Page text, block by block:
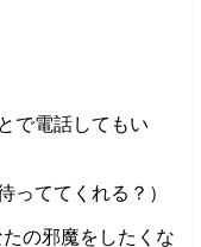
で電話してもい
っててくれる？）
たの邪魔をしたくな